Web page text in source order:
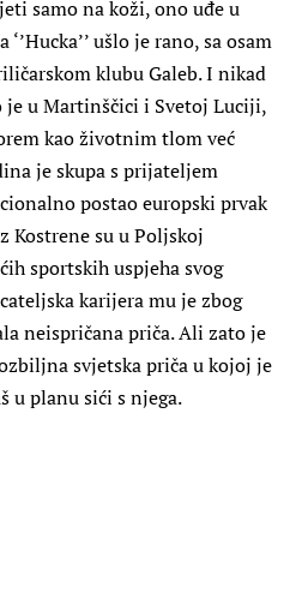
samo na koži, ono uđe u
ušlo je rano, sa osam
klubu Galeb. I nikad
je u Martinščici i Svetoj Luciji,
kao životnim tlom već
je skupa s prijateljem
postao europski prvak
Kostrene su u Poljskoj
sportskih uspjeha svog
karijera mu je zbog
neispričana priča. Ali zato je
svjetska priča u kojoj je
u planu sići s njega.